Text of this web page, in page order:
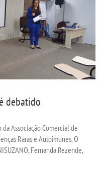
debatido
Associação Comercial de
Raras e Autoimunes. O
Fernanda Rezende,